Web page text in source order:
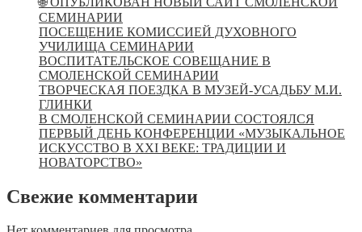
СЕМИНАРИИ
ПОСЕЩЕНИЕ КОМИССИЕЙ ДУХОВНОГО
УЧИЛИЩА СЕМИНАРИИ
ВОСПИТАТЕЛЬСКОЕ СОВЕЩАНИЕ В
СМОЛЕНСКОЙ СЕМИНАРИИ
ТВОРЧЕСКАЯ ПОЕЗДКА В МУЗЕЙ-УСАДЬБУ М.И.
ГЛИНКИ
В СМОЛЕНСКОЙ СЕМИНАРИИ СОСТОЯЛСЯ
ПЕРВЫЙ ДЕНЬ КОНФЕРЕНЦИИ «МУЗЫКАЛЬНОЕ
ИСКУССТВО В XXI ВЕКЕ: ТРАДИЦИИ И
НОВАТОРСТВО»
Свежие комментарии